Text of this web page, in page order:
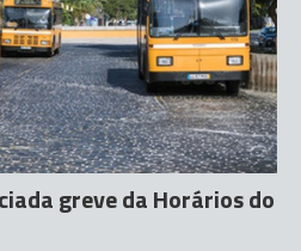
greve da Horários do